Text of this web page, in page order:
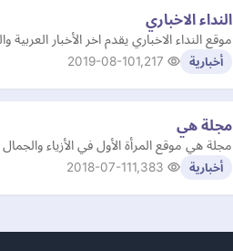
النداء الاخباري
موقع النداء الاخباري يقدم اخر الأخبار
أخبارية 2019-08-10
مجلة هي
مجلة هي موقع المرأة الأول في الأزياء
أخبارية 2018-07-11